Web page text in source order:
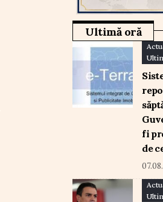
Ultimă oră
fi
de